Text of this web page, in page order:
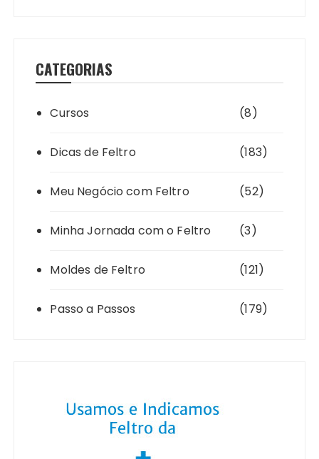
CATEGORIAS
Cursos (8)
Dicas de Feltro (183)
Meu Negócio com Feltro (52)
Minha Jornada com o Feltro (3)
Moldes de Feltro (121)
Passo a Passos (179)